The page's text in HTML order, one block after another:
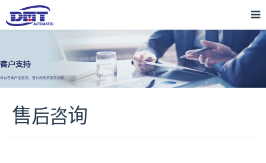
可以咨询产品信息、报价和技术相关问题。
售后咨询